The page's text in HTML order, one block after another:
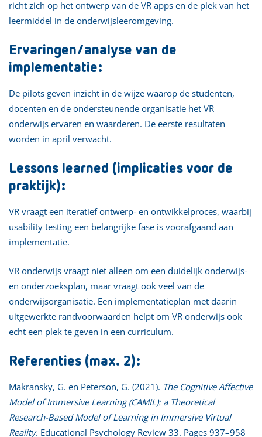
richt zich op het ontwerp van de VR apps en de plek van het
leermiddel in de onderwijsleeromgeving.
Ervaringen/analyse van de
implementatie:
De pilots geven inzicht in de wijze waarop de studenten,
docenten en de ondersteunende organisatie het VR
onderwijs ervaren en waarderen. De eerste resultaten
worden in april verwacht.
Lessons learned (implicaties voor de
praktijk):
VR vraagt een iteratief ontwerp- en ontwikkelproces, waarbij
usability testing een belangrijke fase is voorafgaand aan
implementatie.
VR onderwijs vraagt niet alleen om een duidelijk onderwijs-
en onderzoeksplan, maar vraagt ook veel van de
onderwijsorganisatie. Een implementatieplan met daarin
uitgewerkte randvoorwaarden helpt om VR onderwijs ook
echt een plek te geven in een curriculum.
Referenties (max. 2):
Makransky, G. en Peterson, G. (2021). The Cognitive Affective
Model of Immersive Learning (CAMIL): a Theoretical
Research-Based Model of Learning in Immersive Virtual
Reality. Educational Psychology Review 33. Pages 937–958